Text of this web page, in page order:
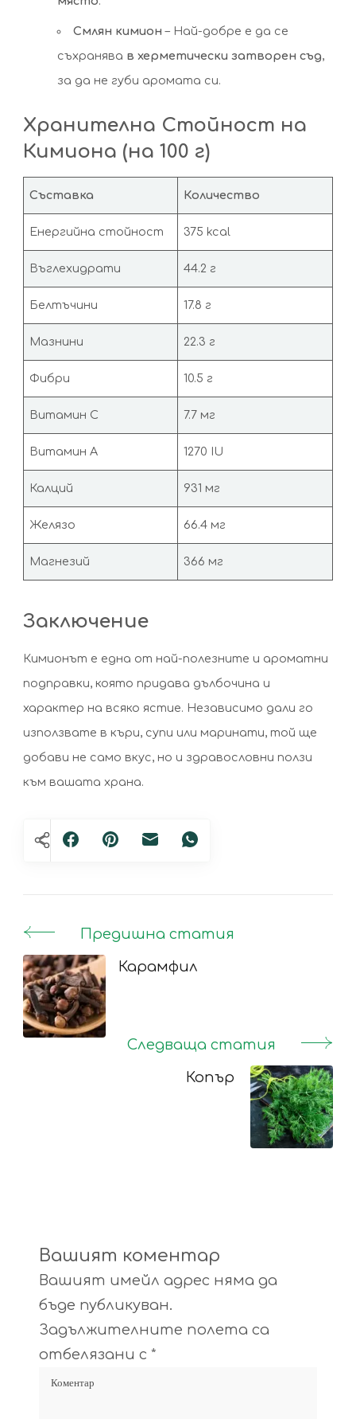
Смлян кимион – Най-добре е да се
съхранява в херметически затворен съд,
за да не губи аромата си.
Хранителна Стойност на
Кимиона (на 100 г)
Съставка Количество
Енергийна стойност 375 kcal
Въглехидрати 44.2 г
Белтъчини 17.8 г
Мазнини 22.3 г
Фибри 10.5 г
Витамин C 7.7 мг
Витамин A 1270 IU
Калций 931 мг
Желязо 66.4 мг
Магнезий 366 мг
Заключение
Кимионът е една от най-полезните и ароматни
подправки, която придава дълбочина и
характер на всяко ястие. Независимо дали го
използвате в къри, супи или маринати, той ще
добави не само вкус, но и здравословни ползи
към вашата храна.
Post
Navigation
Предишна статия
Карамфил
Следваща статия
Копър
Вашият коментар
Вашият имейл адрес няма да
бъде публикуван.
Задължителните полета са
отбелязани с *